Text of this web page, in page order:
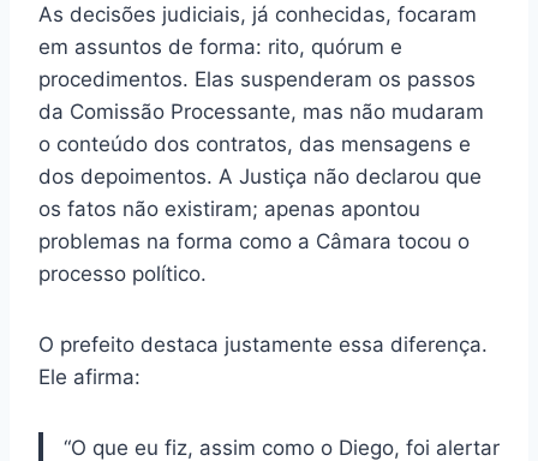
As decisões judiciais, já conhecidas, focaram
em assuntos de forma: rito, quórum e
procedimentos. Elas suspenderam os passos
da Comissão Processante, mas não mudaram
o conteúdo dos contratos, das mensagens e
dos depoimentos. A Justiça não declarou que
os fatos não existiram; apenas apontou
problemas na forma como a Câmara tocou o
processo político.
O prefeito destaca justamente essa diferença.
Ele afirma:
“O que eu fiz, assim como o Diego, foi alertar